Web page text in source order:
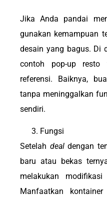
Jika Anda pandai
gunakan kemampuan
desain yang bagus. Di
contoh pop-up
referensi. Baiknya,
tanpa meninggalkan
sendiri.
Fungsi
Setelah dealdengan
baru atau bekas
melakukan
Manfaatkan